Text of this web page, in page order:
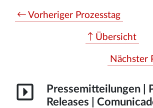
Vorheriger Prozesstag
Übersicht
Nächster
Pressemitteilungen |
Releases |